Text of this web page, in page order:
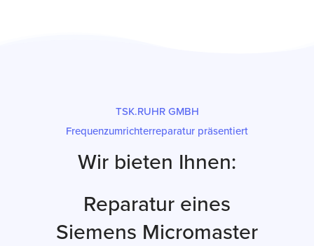
TSK.RUHR GMBH
Frequenzumrichterreparatur präsentiert
Wir bieten Ihnen:
Reparatur eines
Siemens Micromaster